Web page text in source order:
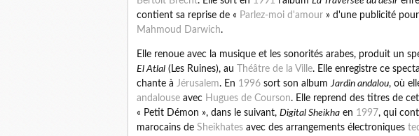
contient sa reprise de « Parlez-moi d'amour » d'une publicité pour
Mahmoud Darwich.
Elle renoue avec la musique et les sonorités arabes, produit un
El Atlal (Les Ruines), au Théâtre de la Ville. Elle enregistre ce
chante à Jérusalem. En 1996 sort son album Jardin andalou, où
andalouse avec Hugues de Courson. Elle reprend des titres de
« Petit Démon », dans le suivant, Digital Sheikha en 1997, qui
marocains de Sheikhates avec des arrangements électroniques